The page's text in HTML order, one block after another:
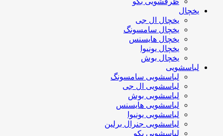
یخچال
یخچال ال جی
یخچال سامسونگ
یخچال هایسنس
یخچال یونیوا
یخچال بوش
لباسشویی
لباسشویی سامسونگ
لباسشویی ال جی
لباسشویی بوش
لباسشویی هایسنس
لباسشویی یونیوا
لباسشویی جنرال برلین
لباسشویی بکو